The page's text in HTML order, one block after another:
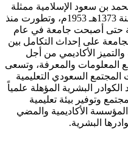
بن سعود الإسلامية ممثلة
في كلية الشريعة في سنة 1373هـ 1953م، وتطورت منذ
حتى أصبحت جامعة في عام
الجامعة على إحداث التكامل بين
والتميز الأكاديمي من أجل
المعلومات والمعرفة، وتسعى
المجتمع السعودي التعليمية
البشرية المؤهلة علمياً
وتوفير بيئة تعليمية
الأكاديمية والمضي
البشرية.